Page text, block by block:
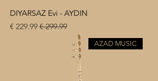
DIYARSAZ Evi - AYDIN
سعر عاديسعر البيع
AZAD MUSIC